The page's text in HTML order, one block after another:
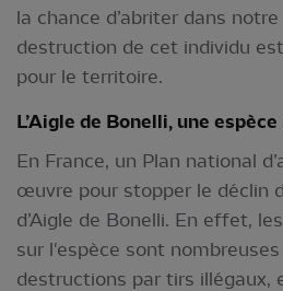
la chance d’abriter dans
destruction de cet individu
pour le territoire.
L’Aigle de Bonelli, une
En France, un Plan national
œuvre pour stopper le déclin
d’Aigle de Bonelli. En effet,
sur l'espèce sont
destructions par tirs illégaux,